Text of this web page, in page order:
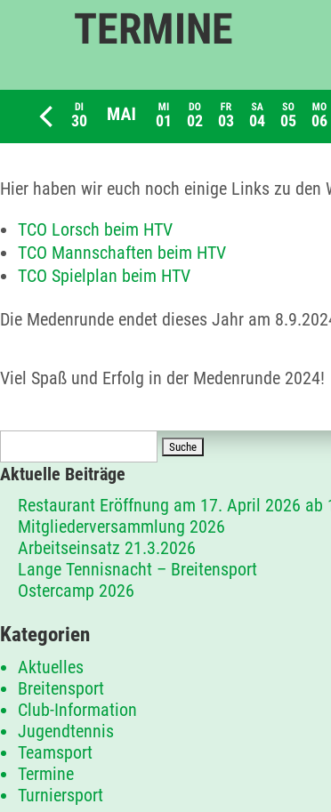
Hier haben wir euch noch einige Links zu den
TCO Lorsch beim HTV
TCO Mannschaften beim HTV
TCO Spielplan beim HTV
Die Medenrunde endet dieses Jahr am
Viel Spaß und Erfolg in der Medenrunde 2024!
nach:
Aktuelle Beiträge
Restaurant Eröffnung am 17. April 2026 ab
Mitgliederversammlung 2026
Arbeitseinsatz 21.3.2026
Lange Tennisnacht – Breitensport
Ostercamp 2026
Kategorien
Aktuelles
Breitensport
Club-Information
Jugendtennis
Teamsport
Termine
Turniersport